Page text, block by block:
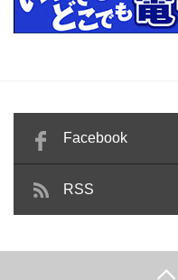
Facebook
RSS